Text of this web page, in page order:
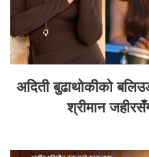
अदिती बुढाथोकीको
श्रीमान